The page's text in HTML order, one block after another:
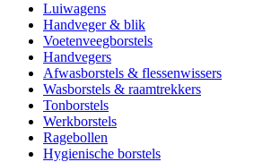
Luiwagens
Handveger & blik
Voetenveegborstels
Handvegers
Afwasborstels & flessenwissers
Wasborstels & raamtrekkers
Tonborstels
Werkborstels
Ragebollen
Hygienische borstels